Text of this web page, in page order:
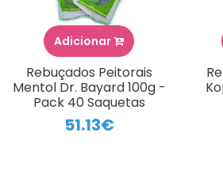
Adicionar
Rebuçados Peitorais
Mentol Dr. Bayard 100g -
Pack 40 Saquetas
51.13€